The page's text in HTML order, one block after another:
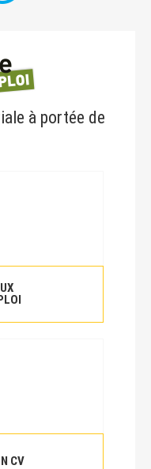
à portée de
CV